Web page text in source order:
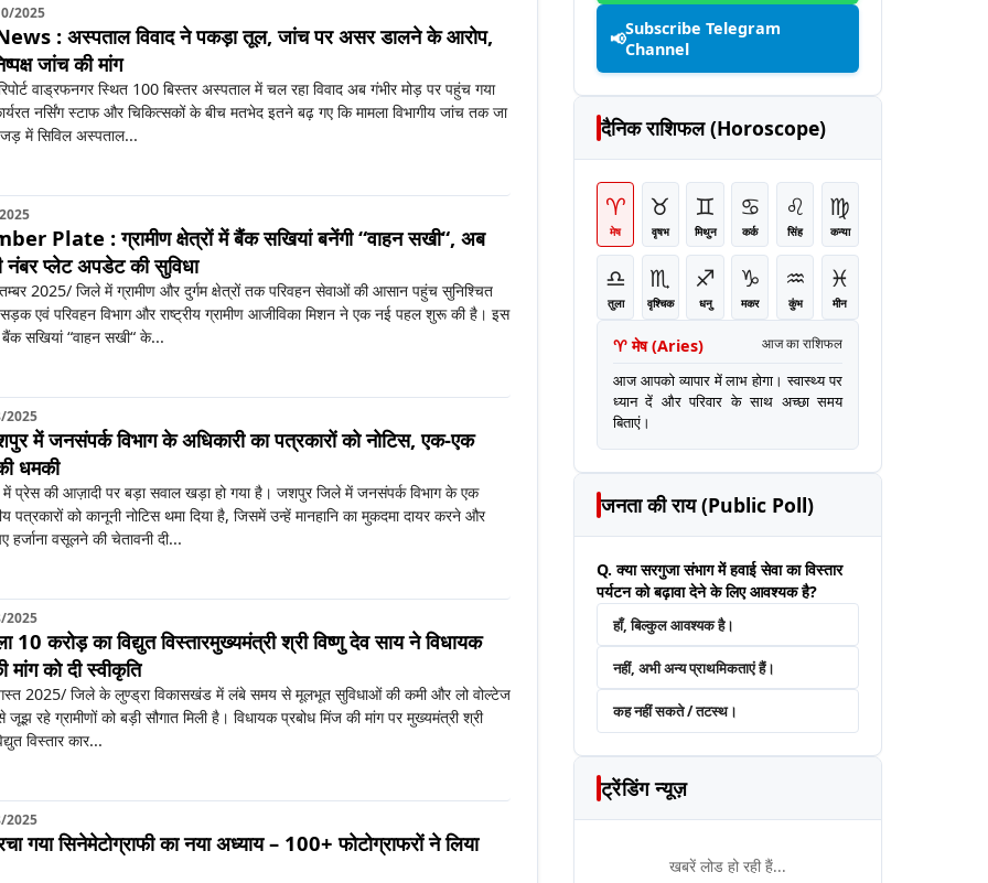
2025
: अस्पताल विवाद ने पकड़ा तूल, जांच पर असर डालने के आरोप,
जांच की मांग
वाड्रफनगर स्थित 100 बिस्तर अस्पताल में चल रहा विवाद अब गंभीर मोड़ पर पहुंच गया
नर्सिंग स्टाफ और चिकित्सकों के बीच मतभेद इतने बढ़ गए कि मामला विभागीय जांच तक जा
जड़ में सिविल अस्पताल...
Plate : ग्रामीण क्षेत्रों में बैंक सखियां बनेंगी “वाहन सखी“, अब
नंबर प्लेट अपडेट की सुविधा
2025/ जिले में ग्रामीण और दुर्गम क्षेत्रों तक परिवहन सेवाओं की आसान पहुंच सुनिश्चित
एवं परिवहन विभाग और राष्ट्रीय ग्रामीण आजीविका मिशन ने एक नई पहल शुरू की है। इस
सखियां “वाहन सखी“ के...
2025
में जनसंपर्क विभाग के अधिकारी का पत्रकारों को नोटिस, एक-एक
धमकी
प्रेस की आज़ादी पर बड़ा सवाल खड़ा हो गया है। जशपुर जिले में जनसंपर्क विभाग के एक
पत्रकारों को कानूनी नोटिस थमा दिया है, जिसमें उन्हें मानहानि का मुकदमा दायर करने और
वसूलने की चेतावनी दी...
2025
10 करोड़ का विद्युत विस्तारमुख्यमंत्री श्री विष्णु देव साय ने विधायक
मांग को दी स्वीकृति
2025/ जिले के लुण्ड्रा विकासखंड में लंबे समय से मूलभूत सुविधाओं की कमी और लो वोल्टेज
जूझ रहे ग्रामीणों को बड़ी सौगात मिली है। विधायक प्रबोध मिंज की मांग पर मुख्यमंत्री श्री
विस्तार कार...
2025
गया सिनेमेटोग्राफी का नया अध्याय – 100+ फोटोग्राफरों ने लिया
📢Subscribe Telegram
Channel
दैनिक राशिफल (Horoscope)
♈
मेष
♉
वृषभ
♊
मिथुन
♋
कर्क
♌
सिंह
♍
कन्या
♎
तुला
♏
वृश्चिक
♐
धनु
♑
मकर
♒
कुंभ
♓
मीन
♈ मेष(Aries) आज का राशिफल
आज आपको व्यापार में लाभ होगा। स्वास्थ्य पर
ध्यान दें और परिवार के साथ अच्छा समय
बिताएं।
जनता की राय (Public Poll)
Q. क्या सरगुजा संभाग में हवाई सेवा का विस्तार
पर्यटन को बढ़ावा देने के लिए आवश्यक है?
हाँ, बिल्कुल आवश्यक है।
नहीं, अभी अन्य प्राथमिकताएं हैं।
कह नहीं सकते / तटस्थ।
ट्रेंडिंग न्यूज़
खबरें लोड हो रही हैं...